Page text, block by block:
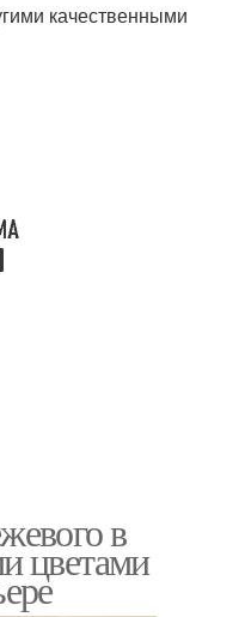
качественными
в
цветами